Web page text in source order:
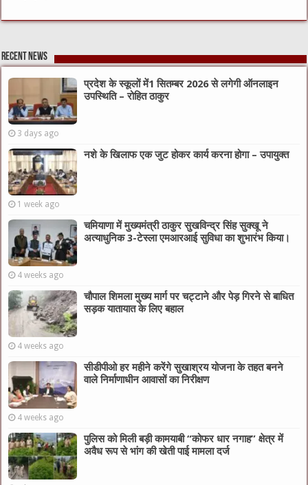
Recent News
प्रदेश के स्कूलों में1 सितम्बर 2026 से लगेगी ऑनलाइन
उपस्थिति – रोहित ठाकुर
3 days ago
नशे के खिलाफ एक जुट होकर कार्य करना होगा – उपायुक्त
1 week ago
चमियाणा में मुख्यमंत्री ठाकुर सुखविन्द्र सिंह सुक्खू ने
अत्याधुनिक 3-टेस्ला एमआरआई सुविधा का शुभारंभ किया।
4 weeks ago
चौपाल शिमला मुख्य मार्ग पर चट्टाने और पेड़ गिरने से बाधित
सड़क यातायात के लिए बहाल
4 weeks ago
सीडीपीओ हर महीने करेंगे सुखाश्रय योजना के तहत बनने
वाले निर्माणाधीन आवासों का निरीक्षण
4 weeks ago
पुलिस को मिली बड़ी कामयाबी “कोफर धार नगाह” क्षेत्र में
अवैध रूप से भांग की खेती पाई मामला दर्ज